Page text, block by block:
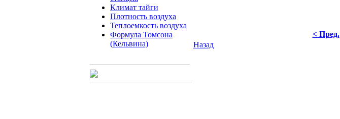
Климат тайги
Плотность воздуха
Теплоемкость воздуха
Формула Томсона
(Кельвина)
< Пред.
Назад